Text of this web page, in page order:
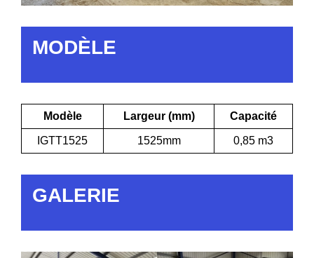
MODÈLE
Modèle Largeur (mm) Capacité
IGTT1525 1525mm 0,85 m3
GALERIE